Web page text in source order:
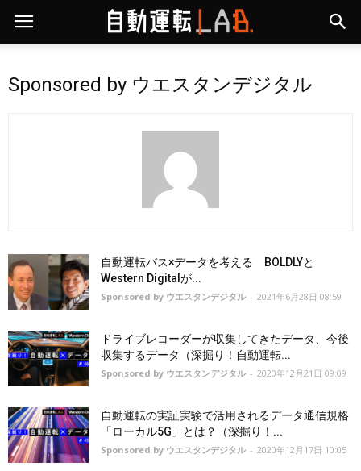
Sponsored by ウエスタンデジタル
自動運転バス×データを考える BOLDLYと
Western Digitalが...
Sponsored by ウエスタンデジタル - 2021年6月28日 08:59
ドライブレコーダーが収集してきたデータ、今後
収集するデータ（深掘り！自動運転...
Sponsored by ウエスタンデジタル - 2020年12月21日 09:09
自動運転の実証実験で活用されるデータ通信規格
「ローカル5G」とは？（深掘り！...
Sponsored by ウエスタンデジタル - 2020年12月17日 10:05